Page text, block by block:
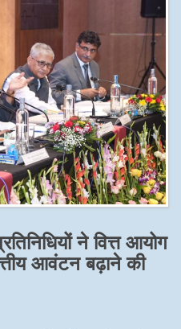
ने वित्त आयोग
आवंटन बढ़ाने की